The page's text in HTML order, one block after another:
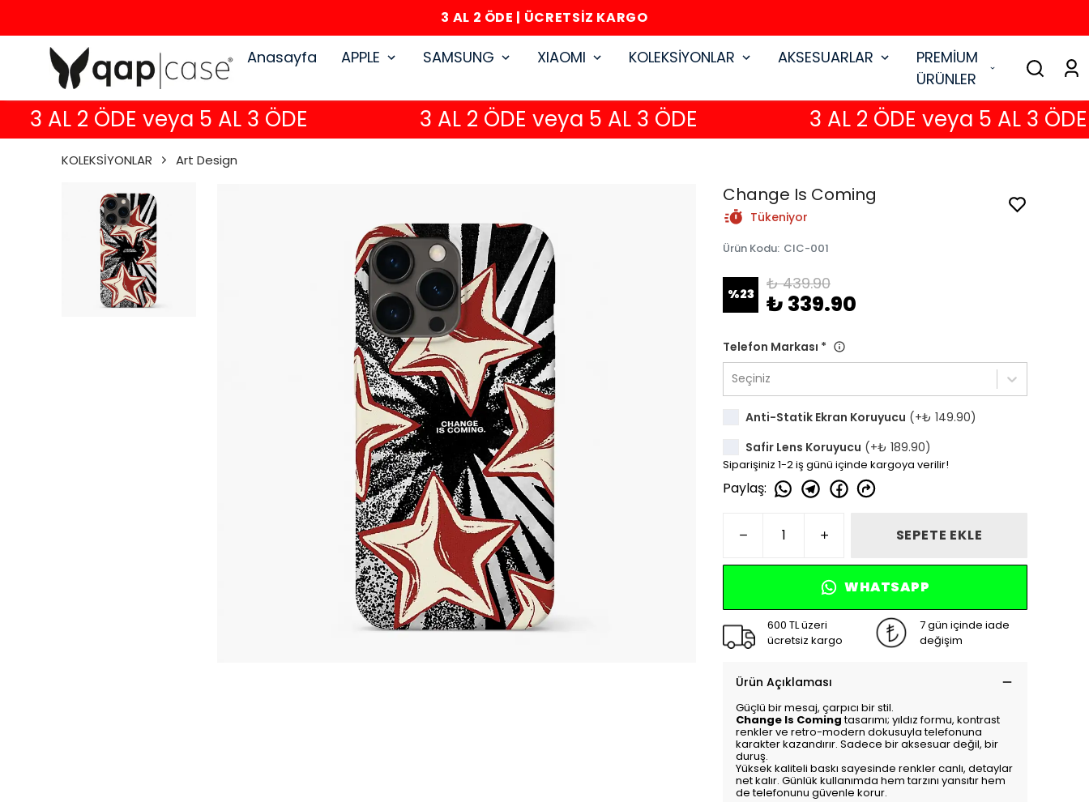
3 AL 2 ÖDE | ÜCRETSİZ KARGO
Anasayfa APPLE SAMSUNG XIAOMI KOLEKSİYONLAR AKSESUARLAR
PREMİUM
ÜRÜNLER
3 AL 2 ÖDE veya 5 AL 3 ÖDE 3 AL 2 ÖDE veya 5 AL 3 ÖDE 3 AL 2 ÖDE veya 5 AL 3 ÖDE
KOLEKSİYONLAR Art Design
Change Is Coming
Tükeniyor
Ürün Kodu: CIC-001
%23
₺ 439.90
₺ 339.90
Telefon Markası *
Seçiniz
Anti-Statik Ekran Koruyucu (+₺ 149.90)
Safir Lens Koruyucu (+₺ 189.90)
Siparişiniz 1-2 iş günü içinde kargoya verilir!
Paylaş:
SEPETE EKLE
WHATSAPP
600 TL üzeri
ücretsiz kargo
7 gün içinde iade
değişim
Ürün Açıklaması
Güçlü bir mesaj, çarpıcı bir stil.
Change Is Comingtasarımı; yıldız formu, kontrast
renkler ve retro-modern dokusuyla telefonuna
karakter kazandırır. Sadece bir aksesuar değil, bir
duruş.
Yüksek kaliteli baskı sayesinde renkler canlı, detaylar
net kalır. Günlük kullanımda hem tarzını yansıtır hem
de telefonunu güvenle korur.